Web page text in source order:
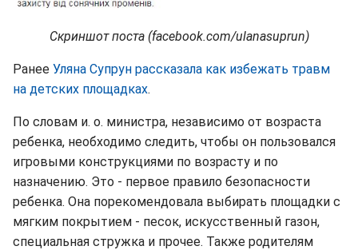
Скриншот поста (facebook.com/ulanasuprun)
Ранее Уляна Супрун рассказала как избежать травм
на детских площадках.
По словам и. о. министра, независимо от возраста
ребенка, необходимо следить, чтобы он пользовался
игровыми конструкциями по возрасту и по
назначению. Это - первое правило безопасности
ребенка. Она порекомендовала выбирать площадки с
мягким покрытием - песок, искусственный газон,
специальная стружка и прочее. Также родителям